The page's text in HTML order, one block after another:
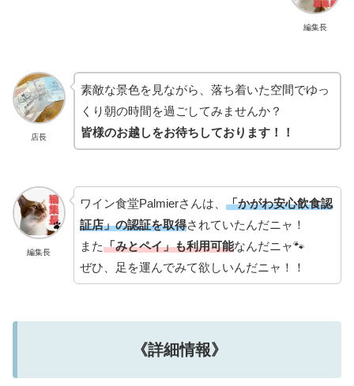
編集長
店長
素敵な景色を見ながら、落ち着いた空間でゆっ
くり朝の時間を過ごしてみませんか？
皆様のお越しをお待ちしております！！
編集長
ワイン食堂Palmierさんは、 「かがわ安心飲食認
証店」の認証を取得されていたんだニャ！
また「みとペイ」も利用可能なんだニャ🐾
ぜひ、足を運んでみて欲しいんだニャ！！
《詳細情報》